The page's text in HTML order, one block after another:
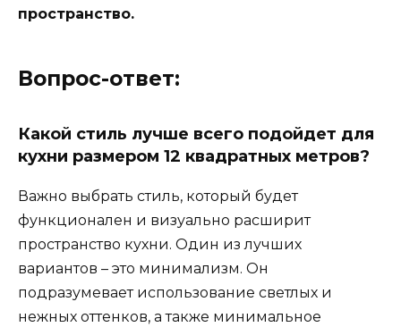
пространство.
Вопрос-ответ:
Какой стиль лучше всего подойдет для
кухни размером 12 квадратных метров?
Важно выбрать стиль, который будет
функционален и визуально расширит
пространство кухни. Один из лучших
вариантов – это минимализм. Он
подразумевает использование светлых и
нежных оттенков, а также минимальное